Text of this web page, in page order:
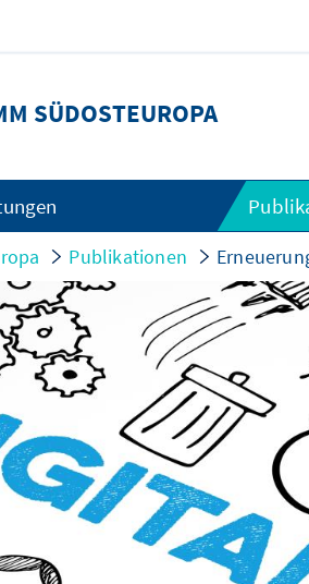
SÜDOSTEUROPA
Publikationen